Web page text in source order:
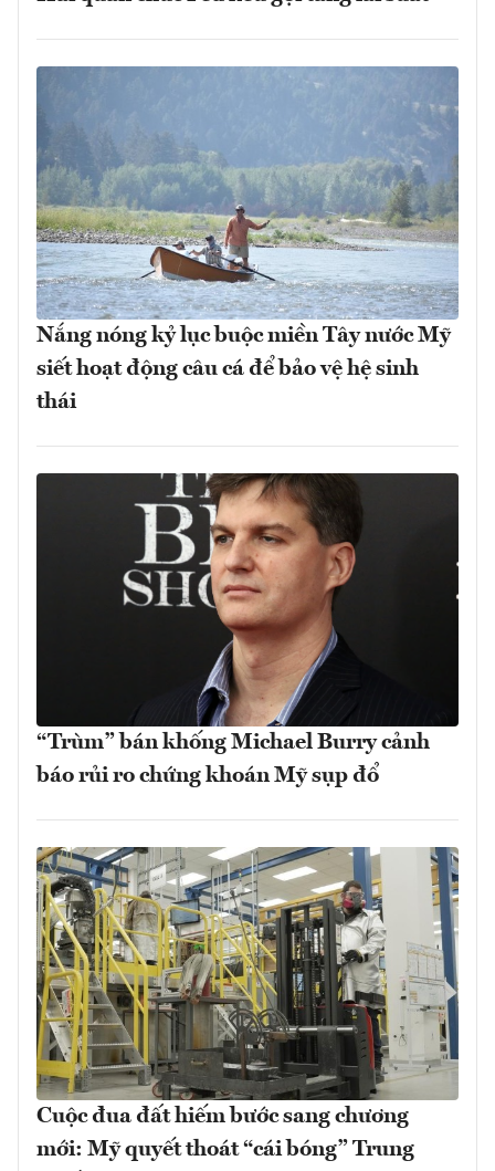
Nắng nóng kỷ lục buộc miền Tây nước Mỹ
siết hoạt động câu cá để bảo vệ hệ sinh
thái
“Trùm” bán khống Michael Burry cảnh
báo rủi ro chứng khoán Mỹ sụp đổ
Cuộc đua đất hiếm bước sang chương
mới: Mỹ quyết thoát “cái bóng” Trung